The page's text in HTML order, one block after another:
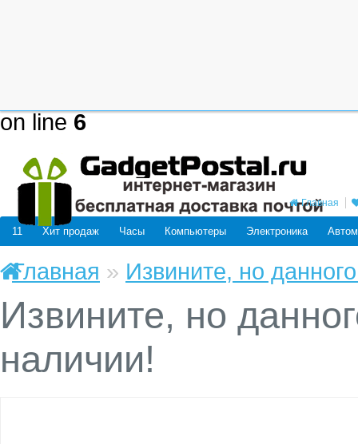
on line6
Главная
11 Хит продаж Часы Компьютеры Электроника
Главная » Извините, но
Извините, но
наличии!